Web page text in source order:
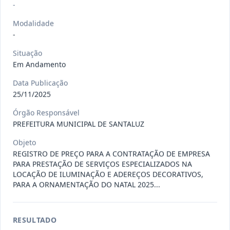
027/2026
Pregão
Situação:
025/2026
Pregão
Eletrônico
CONTRATAÇÃO DE EMPRESA PARA
LOCAÇÃO...
Situação:
Em Andamento
Ver detalhes
-
Modalidade
-
Situação
Em Andamento
Data Publicação
25/11/2025
Órgão Responsável
PREFEITURA MUNICIPAL DE SANTALUZ
Objeto
REGISTRO DE PREÇO PARA A CONTRATAÇÃO DE EMPRESA
PARA PRESTAÇÃO DE SERVIÇOS ESPECIALIZADOS NA
LOCAÇÃO DE ILUMINAÇÃO E ADEREÇOS DECORATIVOS,
PARA A ORNAMENTAÇÃO DO NATAL 2025...
RESULTADO